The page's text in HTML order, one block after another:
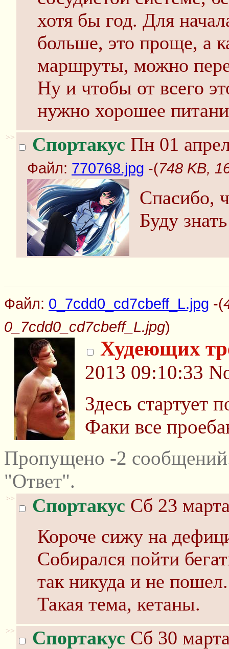
хотя бы год. Для
больше, это проще, а
маршруты, можно
Ну и чтобы от всего
нужно хорошее
>> Спортакус Пн 01
Файл: 770768.jpg -(748 KB,
Спасибо,
Буду
Файл: 0_7cdd0_cd7cbeff_L.jpg -(
0_7cdd0_cd7cbeff_L.jpg)
Худеющих
2013 09:10:33
Здесь стартует
Факи все
Пропущено -2
"Ответ".
>> Спортакус Сб 23
Короче сижу на
Собирался пойти
так никуда и не пошел.
Такая тема, кетаны.
>> Спортакус Сб 30